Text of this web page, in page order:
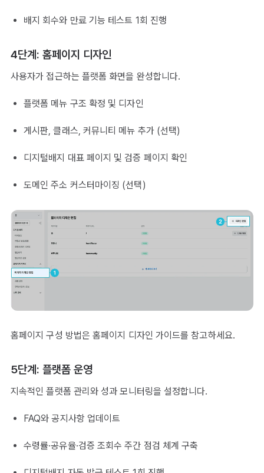
배지 회수와 만료 기능 테스트 1회 진행
4단계: 홈페이지 디자인
사용자가 접근하는 플랫폼 화면을 완성합니다.
플랫폼 메뉴 구조 확정 및 디자인
게시판, 클래스, 커뮤니티 메뉴 추가 (선택)
디지털배지 대표 페이지 및 검증 페이지 확인
도메인 주소 커스터마이징 (선택)
홈페이지 구성 방법은홈페이지 디자인 가이드를 참고하세요.
5단계: 플랫폼 운영
지속적인 플랫폼 관리와 성과 모니터링을 설정합니다.
FAQ와 공지사항 업데이트
수령률·공유율·검증 조회수 주간 점검 체계 구축